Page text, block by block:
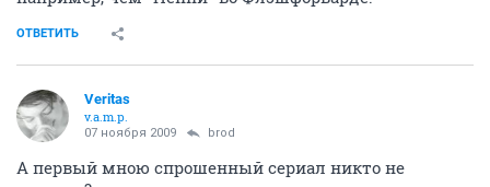
ОТВЕТИТЬ
Veritas
v.a.m.p.
07 ноября 2009 brod
А первый мною спрошенный сериал никто не